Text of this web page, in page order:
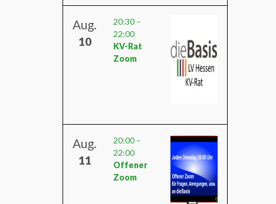
Aug.
10
20:30 –
22:00
KV-Rat
Zoom
Aug.
11
20:00 –
22:00
Offener
Zoom